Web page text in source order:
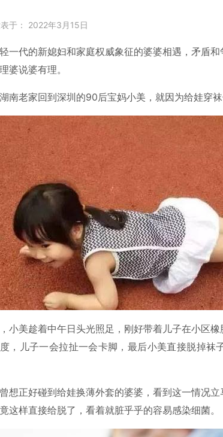
于： 2022年3月15日
一代的新媳妇和家庭权威象征的婆婆相遇，矛盾
婆说婆有理。
南老家回到深圳的90后宝妈小美，就因为给娃穿袜
小美趁着中午日头光照足，刚好带着儿子在小区
，儿子一会拉扯一会卡脚，最后小美直接脱掉袜
想正好碰到给娃换薄外套的婆婆，看到这一情况
这样直接给脱了，看着就脏乎乎的容易感染细菌。